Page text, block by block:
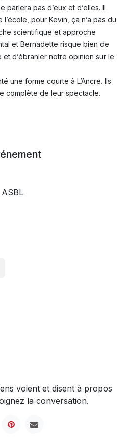
parlera pas d’eux et d’elles. Il
pour Kevin, ça n’a pas du
scientifique et approche
et Bernadette risque bien de
d’ébranler notre opinion sur le
une forme courte à L’Ancre. Ils
complète de leur spectacle.
voient et disent à propos
la conversation.